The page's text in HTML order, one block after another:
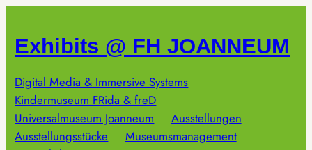
springen
Exhibits @ FH JOANNEUM
Digital Media & Immersive Systems
Kindermuseum FRida & freD
Universalmuseum Joanneum
Ausstellungen
Ausstellungsstücke
Museumsmanagement